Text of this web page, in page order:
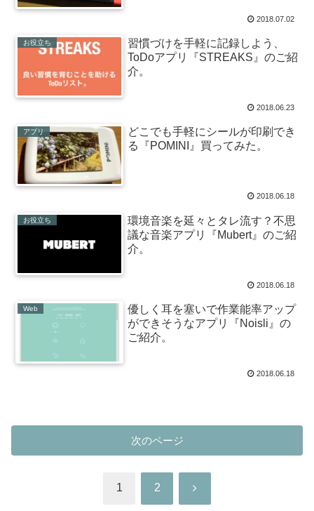
2018.07.02
お役立ち
習慣づけを手軽に記録しよう、
ToDoアプリ『STREAKS』のご紹
介。
2018.06.23
アプリ
どこでも手軽にシールが印刷でき
る『POMINI』買ってみた。
2018.06.18
お役立ち
環境音楽を延々とタレ流す？不思
議な音楽アプリ『Mubert』のご紹
介。
2018.06.18
Web
優しく耳を塞いで作業能率アップ
ができそうなアプリ『Noisli』の
ご紹介。
2018.06.18
次のページ
1 2 次